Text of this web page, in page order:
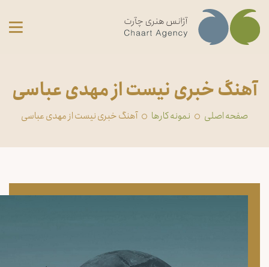
آهنگ خبری نیست از مهدی عباسی
صفحه اصلی ‏نمونه کارها آهنگ خبری نیست از مهدی عباسی